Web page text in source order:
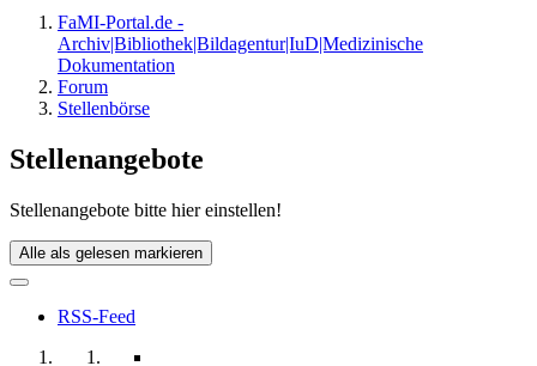
FaMI-Portal.de -
Archiv|Bibliothek|Bildagentur|IuD|Medizinische
Dokumentation
Forum
Stellenbörse
Stellenangebote
Stellenangebote bitte hier einstellen!
Alle als gelesen markieren
RSS-Feed